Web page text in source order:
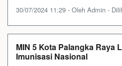
30/07/2024 11:29 - Oleh Admin -
MIN 5 Kota Palangka Raya
Imunisasi Nasional